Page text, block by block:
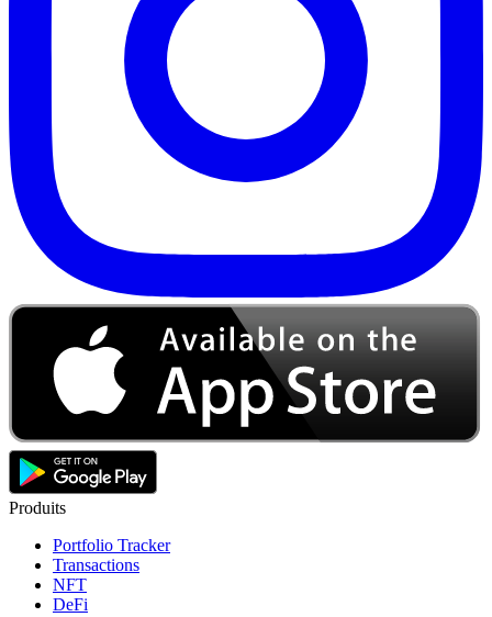
Produits
Portfolio Tracker
Transactions
NFT
DeFi